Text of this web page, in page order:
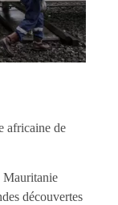
africaine de
Mauritanie
découvertes